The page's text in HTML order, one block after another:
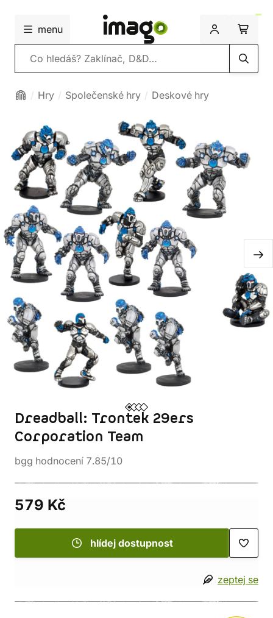
menu
Vyhledávání
Hry Společenské hry Deskové hry
Dreadball: Trontek 29ers
Corporation Team
bgg hodnocení 7.85/10
579 Kč
hlídej dostupnost
zeptej se